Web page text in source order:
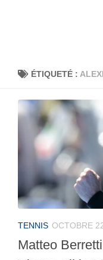
ÉTIQUETÉ :
TENNIS OCTOBRE
Matteo